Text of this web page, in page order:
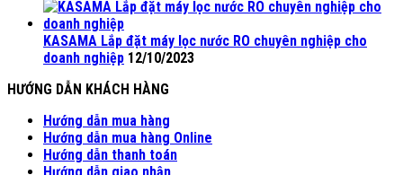
KASAMA Lắp đặt máy lọc nước RO chuyên nghiệp cho
doanh nghiệp 12/10/2023
HƯỚNG DẪN KHÁCH HÀNG
Hướng dẫn mua hàng
Hướng dẫn mua hàng Online
Hướng dẫn thanh toán